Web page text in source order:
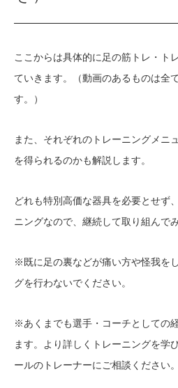
ここからは具体的に足の筋トレ・ト
ていきます。（動画のあるものは全
す。）
また、それぞれのトレーニングメニ
を得られるのかも解説します。
どれも特別高価な器具を必要とせず
ニングなので、継続して取り組んで
※既に足の裏などが痛い方や怪我を
グを行わないでください。
※あくまでも選手・コーチとしての
ます。より詳しくトレーニングを学
ールのトレーナーにご相談ください。